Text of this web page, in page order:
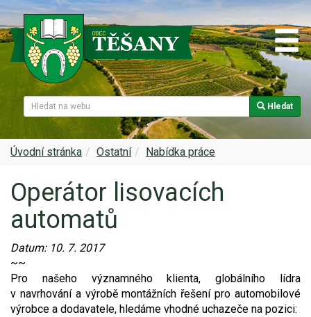
Hledat
Úvodní stránka Ostatní Nabídka práce
Operátor lisovacích
automatů
Datum: 10. 7. 2017
~~
Pro našeho významného klienta, globálního lídra
v navrhování a výrobě montážních řešení pro automobilové
výrobce a dodavatele, hledáme vhodné uchazeče na pozici:
Naše obec
Z historie
Památky v Těšanech
Zajímavosti v obci
Znak a prapor obce
Virtuální prohlídka
Úřední deska
Samospráva
Dokumenty obce
Projekty
Matrika
Hlášení rozhlasu
Spolky a sdružení
Kultura
Obecní knihovna
Srub
Sport
Ohlédnutí za lety 2015-2019
Škola
Farnost
Služby, firmy
Zdravotní služby
Foto, video
Rezervační systém obce